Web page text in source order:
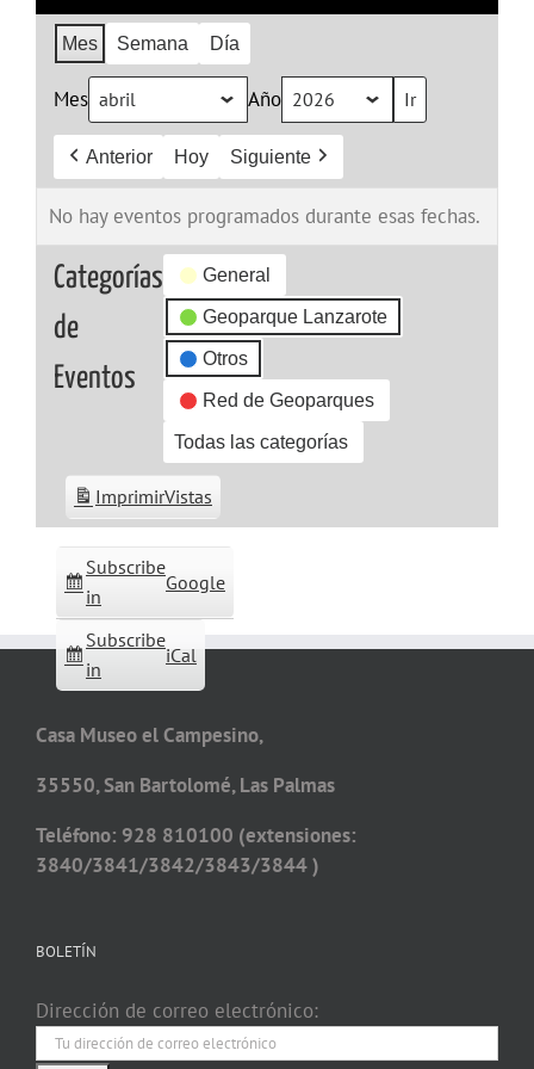
Mes Semana Día
Mes Año
Anterior Hoy Siguiente
No hay eventos programados durante esas fechas.
Categorías
de
Eventos
General
Geoparque Lanzarote
Otros
Red de Geoparques
Todas las categorías
Subscribe
in
Google
Subscribe
in
iCal
ImprimirVistas
Casa Museo el Campesino,
35550, San Bartolomé, Las Palmas
Teléfono: 928 810100 (extensiones:
3840/3841/3842/3843/3844 )
BOLETÍN
Dirección de correo electrónico: